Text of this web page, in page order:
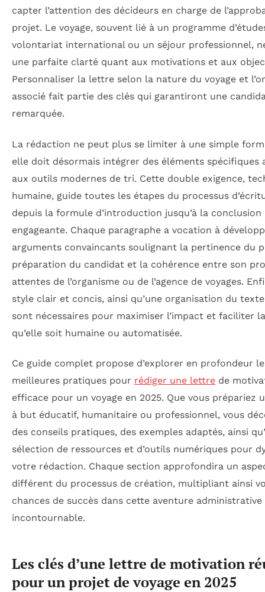
capter l’attention des décideurs en charge de
projet. Le voyage, souvent lié à un programme
volontariat international ou un séjour professionnel,
une parfaite clarté quant aux motivations et aux
Personnaliser la lettre selon la nature du voyage et
associé fait partie des clés qui garantiront une
remarquée.
La rédaction ne peut plus se limiter à une simple
elle doit désormais intégrer des éléments spécifiques
aux outils modernes de tri. Cette double exigence,
humaine, guide toutes les étapes du processus
depuis la formule d’introduction jusqu’à la conclusion
engageante. Chaque paragraphe a vocation à
arguments convaincants soulignant la pertinence du
préparation du candidat et la cohérence entre son
attentes de l’organisme ou de l’agence de voyages.
style clair et concis, ainsi qu’une organisation du
sont nécessaires pour maximiser l’impact et faciliter
qu’elle soit humaine ou automatisée.
Ce guide complet propose d’explorer en profondeur
meilleures pratiques pour rédiger une lettre de
efficace pour un voyage en 2025. Que vous prépariez
à but éducatif, humanitaire ou professionnel, vous
des conseils pratiques, des exemples adaptés, ainsi
sélection de ressources et d’outils numériques pour
votre rédaction. Chaque section approfondira un
différent du processus de création, multipliant ainsi
chances de succès dans cette aventure administrative
incontournable.
Les clés d’une lettre de motivation
pour un projet de voyage en 2025